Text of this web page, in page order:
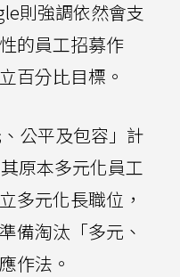
則強調依然會支
的員工招募作
百分比目標。
公平及包容」計
原本多元化員工
多元化長職位，
備淘汰「多元、
作法。